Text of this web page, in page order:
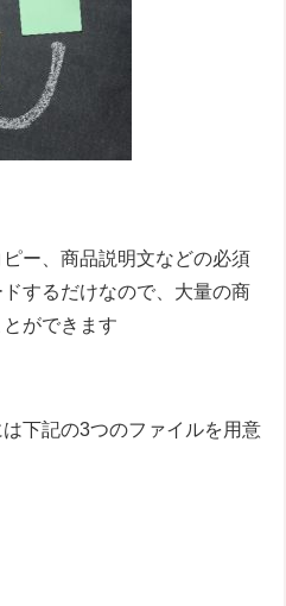
ー、商品説明文などの必須
するだけなので、大量の商
ができます
下記の3つのファイルを用意